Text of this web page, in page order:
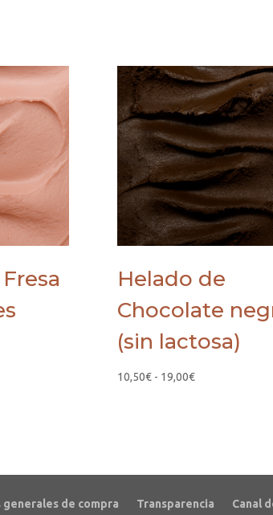
Helado de
Chocolate
(sin lactosa)
10,50€ - 19,00€Rango
generales de compra Transparencia Canal